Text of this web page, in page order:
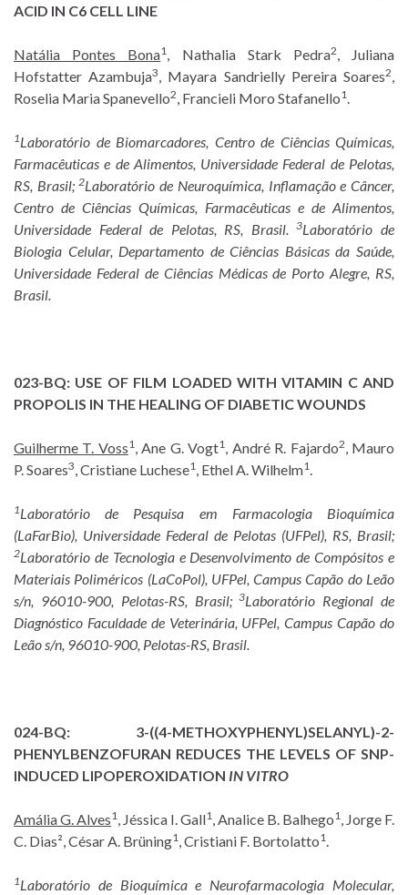
ACID IN C6 CELL LINE
Natália Pontes Bona1 , Nathalia Stark Pedra2
, Juliana
Hofstatter Azambuja3 , Mayara Sandrielly Pereira Soares2
Roselia Maria Spanevello2 , Francieli Moro Stafanello1
1Laboratório de Biomarcadores, Centro de Ciências Químicas,
Farmacêuticas e de Alimentos, Universidade Federal de Pelotas,
RS, Brasil;2Laboratório de Neuroquímica, Inflamação e Câncer,
Centro de Ciências Químicas, Farmacêuticas e de Alimentos,
Universidade Federal de Pelotas, RS, Brasil.3Laboratório de
Biologia Celular, Departamento de Ciências Básicas da Saúde,
Universidade Federal de Ciências Médicas de Porto Alegre, RS,
Brasil.
023-BQ: USE OF FILM LOADED WITH VITAMIN C AND
PROPOLIS IN THE HEALING OF DIABETIC WOUNDS
Guilherme T. Voss1, Ane G. Vogt1 , André R. Fajardo2 , Mauro
P. Soares3 , Cristiane Luchese1 , Ethel A. Wilhelm1
1Laboratório de Pesquisa em Farmacologia Bioquímica
(LaFarBio), Universidade Federal de Pelotas (UFPel), RS, Brasil;
2Laboratório de Tecnologia e Desenvolvimento de Compósitos e
Materiais Poliméricos (LaCoPol), UFPel, Campus Capão do Leão
s/n, 96010-900, Pelotas-RS, Brasil;3Laboratório Regional de
Diagnóstico Faculdade de Veterinária, UFPel, Campus Capão do
Leão s/n, 96010-900, Pelotas-RS, Brasil.
024-BQ: 3-((4-METHOXYPHENYL)SELANYL)-2-
PHENYLBENZOFURAN REDUCES THE LEVELS OF SNP-
INDUCED LIPOPEROXIDATION IN VITRO
Amália G. Alves1 , Jéssica I. Gall1 , Analice B. Balhego1
, Jorge F.
C. Dias², César A. Brüning1 , Cristiani F. Bortolatto1
1Laboratório de Bioquímica e Neurofarmacologia Molecular,